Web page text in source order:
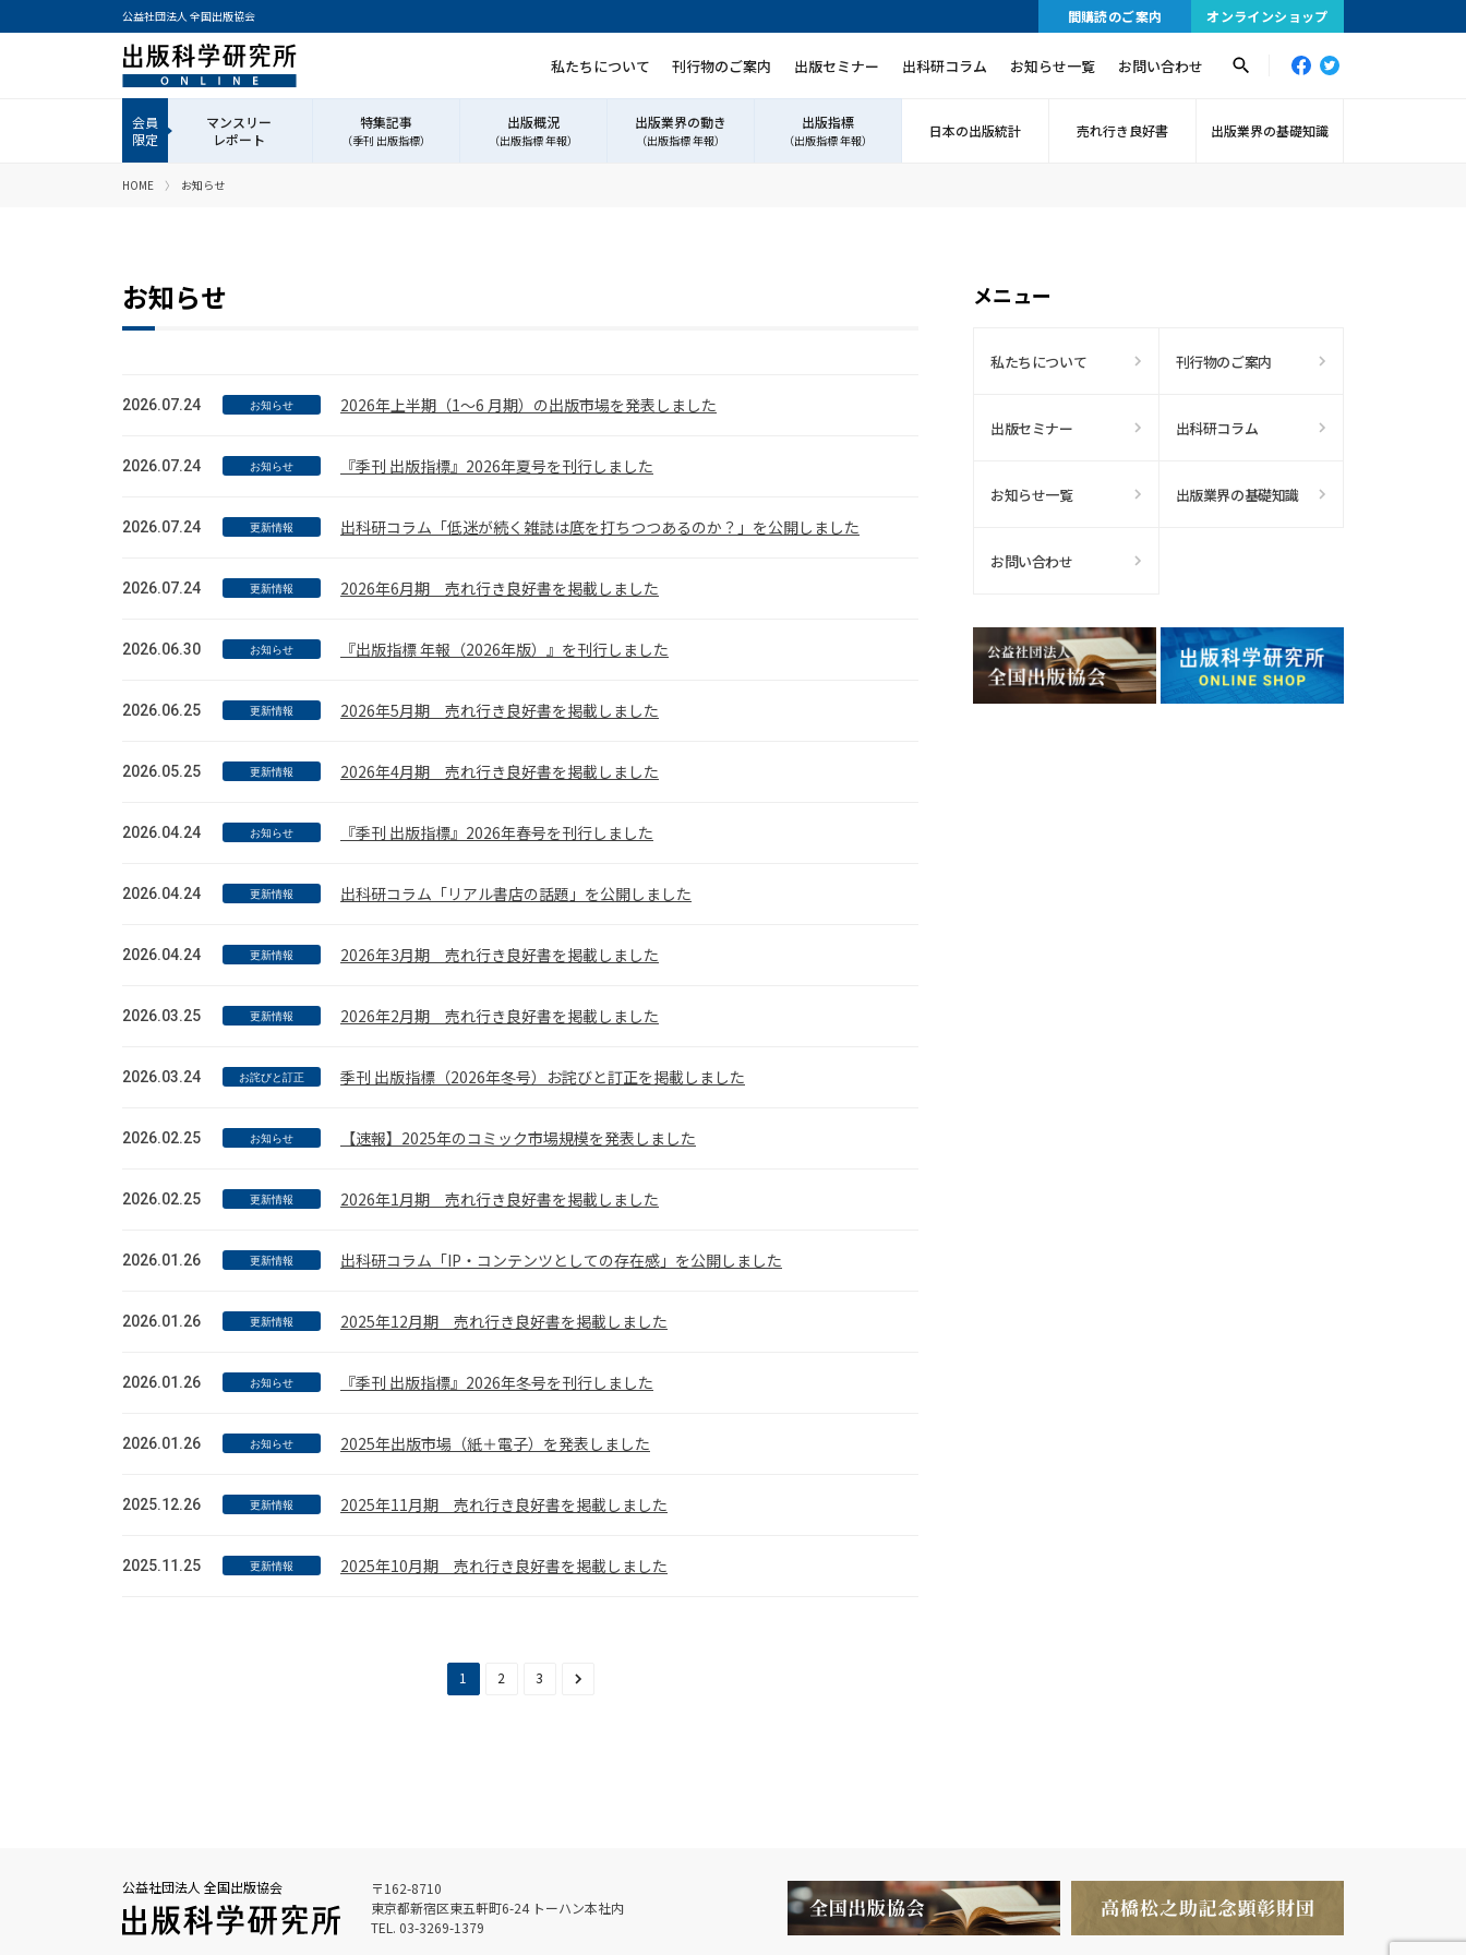
公益社団法人 全国出版協会 間購読のご案内 オンラインショップ
私たちについて 刊行物のご案内 出版セミナー 出科研コラム お知らせ一覧 お問い合わせ
マンスリー
レポート
特集記事
（季刊 出版指標）
出版概況
（出版指標 年報）
出版業界の動き
（出版指標 年報）
出版指標
（出版指標 年報）
日本の出版統計 売れ行き良好書 出版業界の基礎知識
HOME お知らせ
お知らせ
2026.07.24 お知らせ 2026年上半期（1～6 月期）の出版市場を発表しました
2026.07.24 お知らせ 『季刊 出版指標』2026年夏号を刊行しました
2026.07.24 更新情報 出科研コラム「低迷が続く雑誌は底を打ちつつあるのか？」を公開しました
2026.07.24 更新情報 2026年6月期 売れ行き良好書を掲載しました
2026.06.30 お知らせ 『出版指標 年報（2026年版）』を刊行しました
2026.06.25 更新情報 2026年5月期 売れ行き良好書を掲載しました
2026.05.25 更新情報 2026年4月期 売れ行き良好書を掲載しました
2026.04.24 お知らせ 『季刊 出版指標』2026年春号を刊行しました
2026.04.24 更新情報 出科研コラム「リアル書店の話題」を公開しました
2026.04.24 更新情報 2026年3月期 売れ行き良好書を掲載しました
2026.03.25 更新情報 2026年2月期 売れ行き良好書を掲載しました
2026.03.24 お詫びと訂正 季刊 出版指標（2026年冬号）お詫びと訂正を掲載しました
2026.02.25 お知らせ 【速報】2025年のコミック市場規模を発表しました
2026.02.25 更新情報 2026年1月期 売れ行き良好書を掲載しました
2026.01.26 更新情報 出科研コラム「IP・コンテンツとしての存在感」を公開しました
2026.01.26 更新情報 2025年12月期 売れ行き良好書を掲載しました
2026.01.26 お知らせ 『季刊 出版指標』2026年冬号を刊行しました
2026.01.26 お知らせ 2025年出版市場（紙＋電子）を発表しました
2025.12.26 更新情報 2025年11月期 売れ行き良好書を掲載しました
2025.11.25 更新情報 2025年10月期 売れ行き良好書を掲載しました
1 2 3
メニュー
私たちについて 刊行物のご案内
出版セミナー 出科研コラム
お知らせ一覧 出版業界の基礎知識
お問い合わせ
公益社団法人 全国出版協会
〒162-8710
東京都新宿区東五軒町6-24 トーハン本社内
TEL. 03-3269-1379